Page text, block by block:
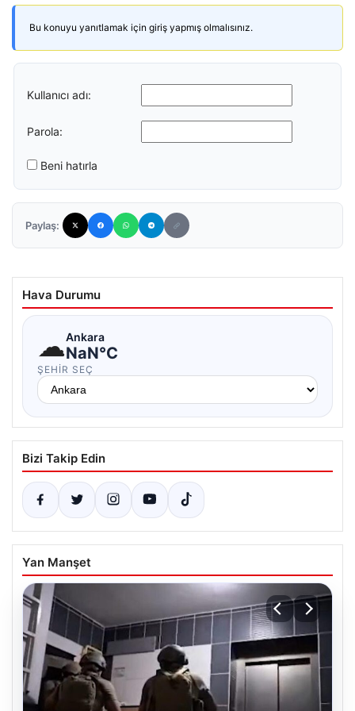
Bu konuyu yanıtlamak için giriş yapmış olmalısınız.
Kullanıcı adı:
Parola:
Beni hatırla
Paylaş:
Hava Durumu
☁Ankara
NaN°C
ŞEHIR SEÇ
Bizi Takip Edin
Yan Manşet